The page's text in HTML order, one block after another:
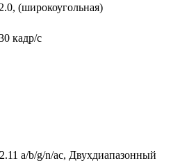
(широкоугольная)
кадр/с
a/b/g/n/ac, Двухдиапазонный